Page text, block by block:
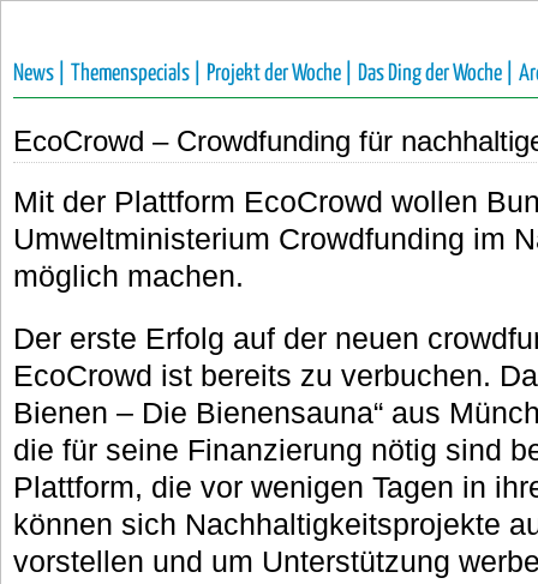
News | Themenspecials | Projekt der Woche | Das Ding der Woche |
EcoCrowd – Crowdfunding für
Mit der Plattform EcoCrowd wollen
Umweltministerium Crowdfunding im
möglich machen.
Der erste Erfolg auf der neuen
EcoCrowd ist bereits zu verbuchen.
Bienen – Die Bienensauna“ aus
die für seine Finanzierung nötig sind
Plattform, die vor wenigen Tagen in
können sich Nachhaltigkeitsprojekte
vorstellen und um Unterstützung